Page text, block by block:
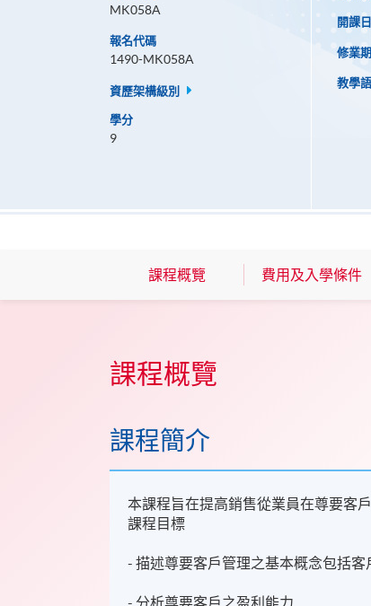
MK058A
報名代碼
1490-MK058A
資歷架構級別
學分
9
開課
修業期
教學
課程概覽 費用及入學條件
課程概覽
課程簡介
本課程旨在提高銷售從業員在尊要客
課程目標
- 描述尊要客戶管理之基本概念包括
- 分析尊要客戶之盈利能力